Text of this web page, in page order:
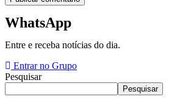
WhatsApp
Entre e receba notícias do dia.
Entrar no Grupo
Pesquisar
Pesquisar